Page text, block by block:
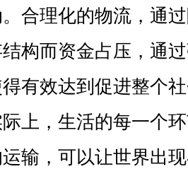
合理化的物流，通
构而资金占压，通
有效达到促进整个
上，生活的每一个
输，可以让世界出